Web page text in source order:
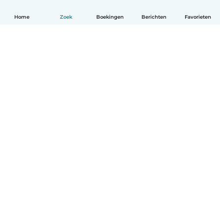
Home Zoek Boekingen Berichten Favorieten